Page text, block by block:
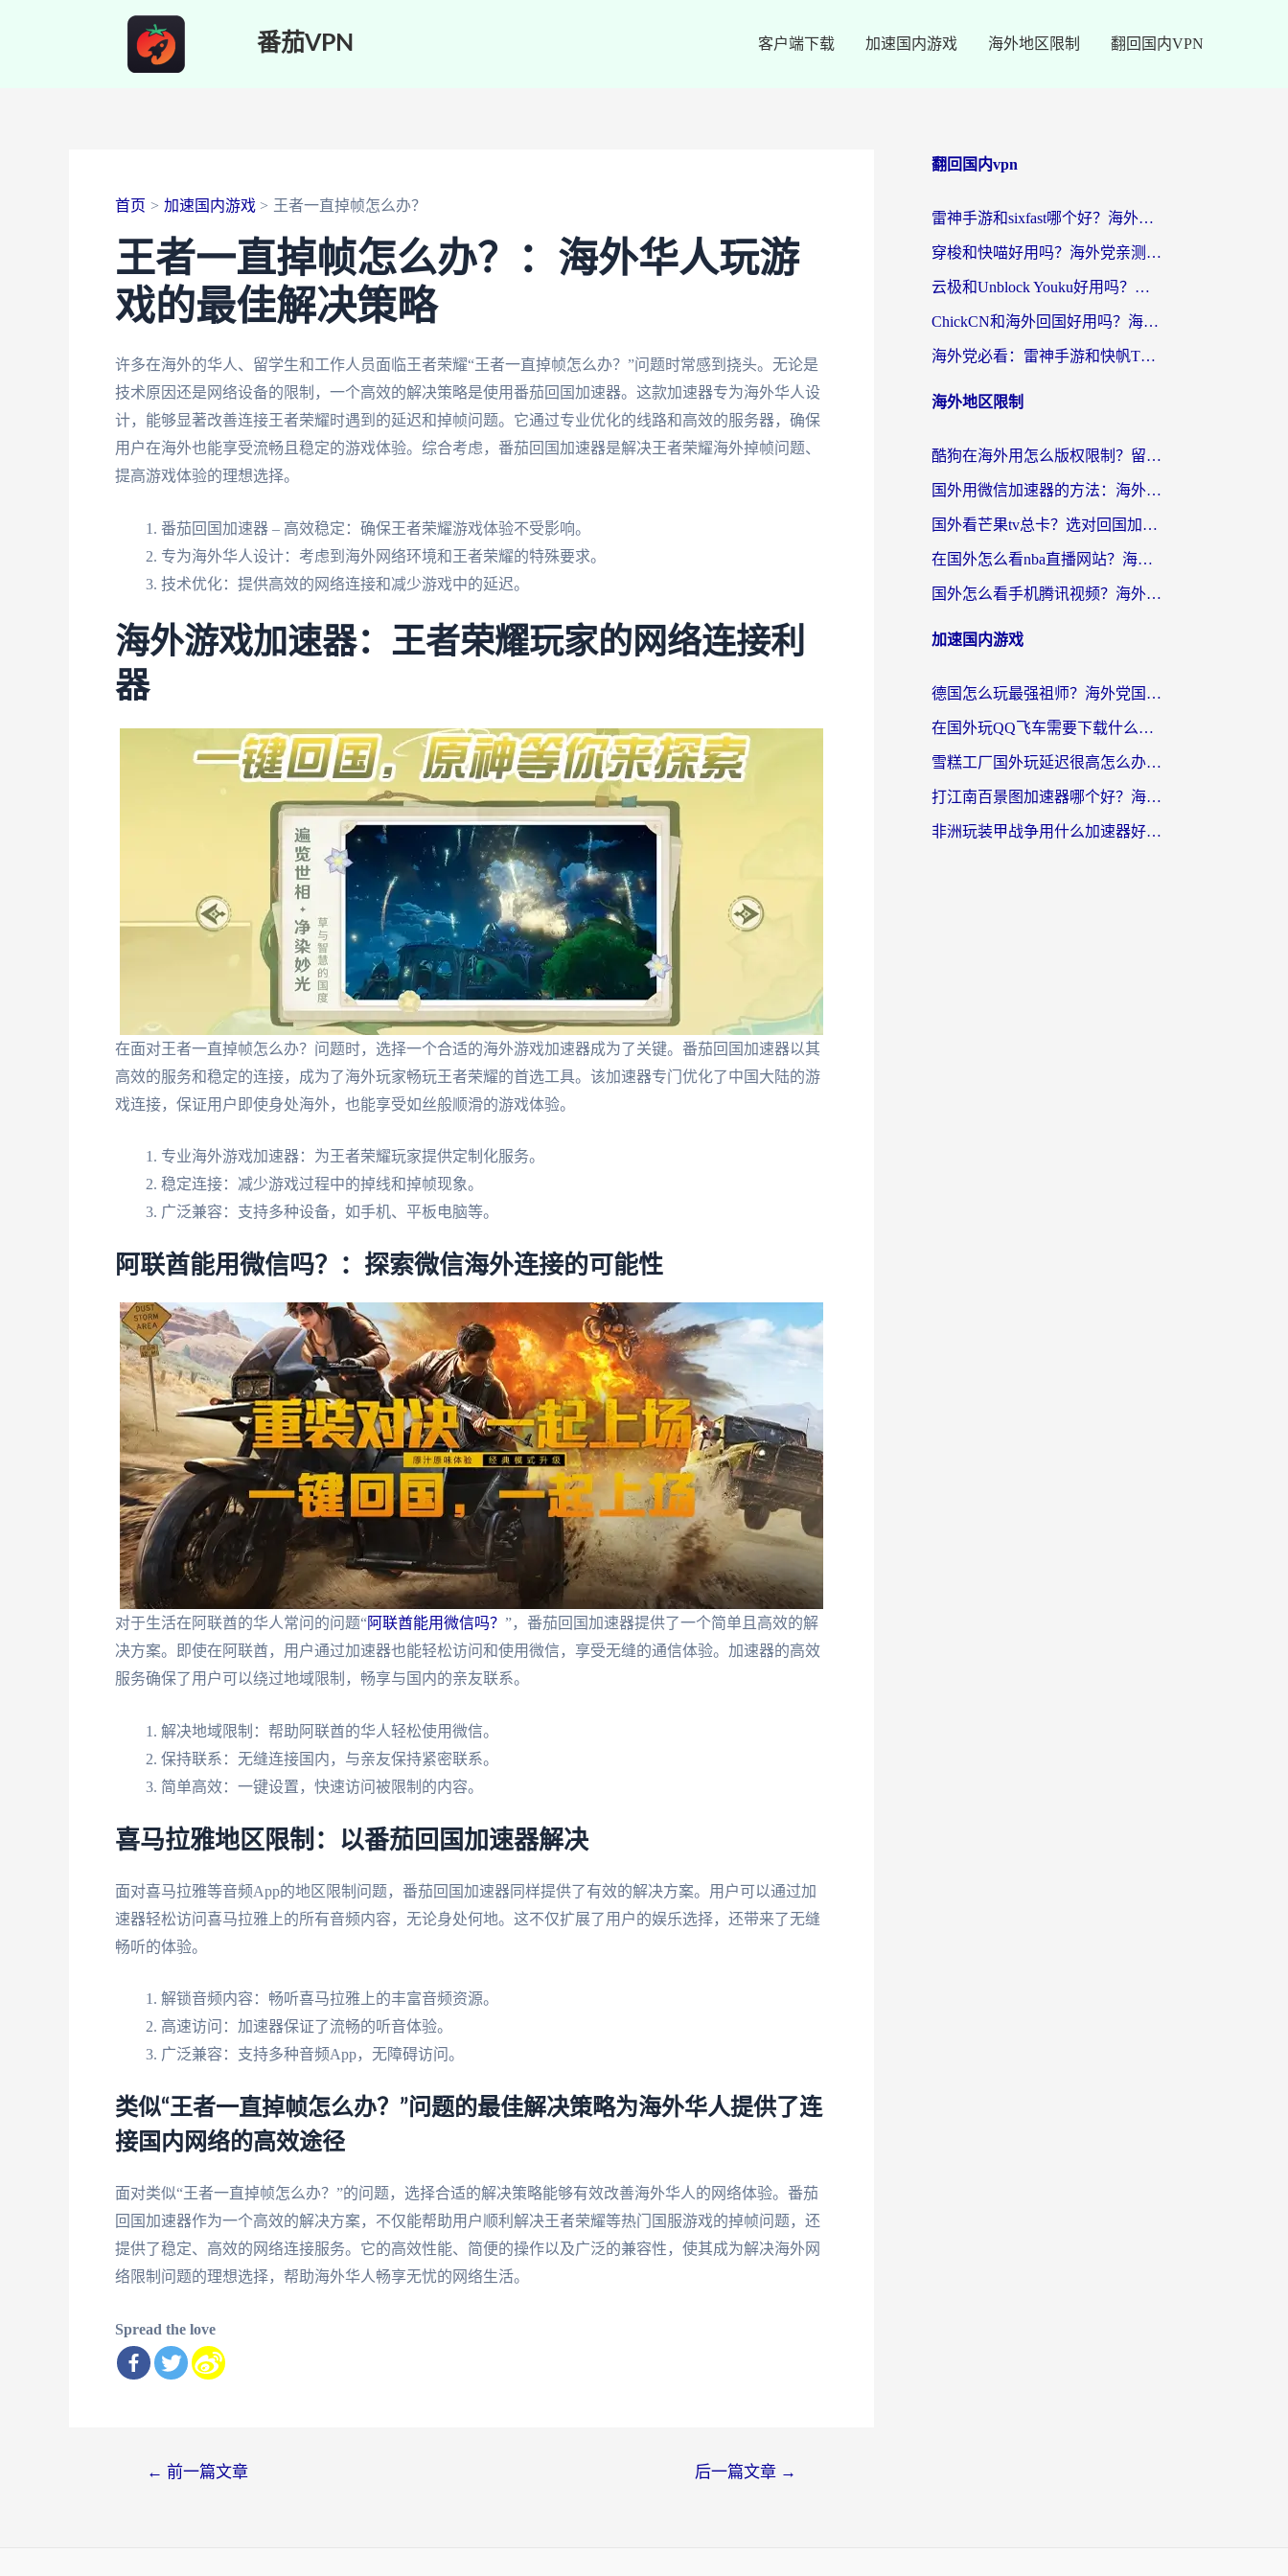
番茄VPN 客户端下载 加速国内游戏 海外地区限制 翻回国内VPN
首页 加速国内游戏 王者一直掉帧怎么办？
王者一直掉帧怎么办？：海外华人玩游
戏的最佳解决策略
许多在海外的华人、留学生和工作人员面临王者荣耀“王者一直掉帧怎么办？”问题时常感到挠头。无论是
技术原因还是网络设备的限制，一个高效的解决策略是使用番茄回国加速器。这款加速器专为海外华人设
计，能够显著改善连接王者荣耀时遇到的延迟和掉帧问题。它通过专业优化的线路和高效的服务器，确保
用户在海外也能享受流畅且稳定的游戏体验。综合考虑，番茄回国加速器是解决王者荣耀海外掉帧问题、
提高游戏体验的理想选择。
番茄回国加速器 – 高效稳定：确保王者荣耀游戏体验不受影响。
专为海外华人设计：考虑到海外网络环境和王者荣耀的特殊要求。
技术优化：提供高效的网络连接和减少游戏中的延迟。
海外游戏加速器：王者荣耀玩家的网络连接利
器
在面对王者一直掉帧怎么办？问题时，选择一个合适的海外游戏加速器成为了关键。番茄回国加速器以其
高效的服务和稳定的连接，成为了海外玩家畅玩王者荣耀的首选工具。该加速器专门优化了中国大陆的游
戏连接，保证用户即使身处海外，也能享受如丝般顺滑的游戏体验。
专业海外游戏加速器：为王者荣耀玩家提供定制化服务。
稳定连接：减少游戏过程中的掉线和掉帧现象。
广泛兼容：支持多种设备，如手机、平板电脑等。
阿联酋能用微信吗？：探索微信海外连接的可能性
对于生活在阿联酋的华人常问的问题“阿联酋能用微信吗？ ”，番茄回国加速器提供了一个简单且高效的解
决方案。即使在阿联酋，用户通过加速器也能轻松访问和使用微信，享受无缝的通信体验。加速器的高效
服务确保了用户可以绕过地域限制，畅享与国内的亲友联系。
解决地域限制：帮助阿联酋的华人轻松使用微信。
保持联系：无缝连接国内，与亲友保持紧密联系。
简单高效：一键设置，快速访问被限制的内容。
喜马拉雅地区限制：以番茄回国加速器解决
面对喜马拉雅等音频App的地区限制问题，番茄回国加速器同样提供了有效的解决方案。用户可以通过加
速器轻松访问喜马拉雅上的所有音频内容，无论身处何地。这不仅扩展了用户的娱乐选择，还带来了无缝
畅听的体验。
解锁音频内容：畅听喜马拉雅上的丰富音频资源。
高速访问：加速器保证了流畅的听音体验。
广泛兼容：支持多种音频App，无障碍访问。
类似“王者一直掉帧怎么办？”问题的最佳解决策略为海外华人提供了连
接国内网络的高效途径
面对类似“王者一直掉帧怎么办？”的问题，选择合适的解决策略能够有效改善海外华人的网络体验。番茄
回国加速器作为一个高效的解决方案，不仅能帮助用户顺利解决王者荣耀等热门国服游戏的掉帧问题，还
提供了稳定、高效的网络连接服务。它的高效性能、简便的操作以及广泛的兼容性，使其成为解决海外网
络限制问题的理想选择，帮助海外华人畅享无忧的网络生活。
Spread the love
← 前一篇文章 后一篇文章 →
翻回国内vpn
雷神手游和sixfast哪个好？海外党亲测3款回国加速器，教你选对不踩坑
穿梭和快喵好用吗？海外党亲测：小众加速器对比+番茄加速器深度体验
云极和Unblock Youku好用吗？海外党亲测+2026回国加速器避坑指南
ChickCN和海外回国好用吗？海外党2026亲测：从手游到影音，选对加速器的3个关键
海外党必看：雷神手游和快帆TV版好用吗？3步选对回国加速器不踩坑
海外地区限制
酷狗在海外用怎么版权限制？留学生亲测：3步解决听国内音乐难题
国外用微信加速器的方法：海外党无缝连接国内生活的实用指南
国外看芒果tv总卡？选对回国加速器，轻松追《浪姐》不费劲
在国外怎么看nba直播网站？海外党专属体育观赛指南，告别地区限制！
国外怎么看手机腾讯视频？海外党亲测有效的追剧加速器选择指南
加速国内游戏
德国怎么玩最强祖师？海外党国服游戏加速器选择全攻略（附宝可梦Online实测）
在国外玩QQ飞车需要下载什么加速器呢？海外党亲测有效的国服游戏加速指南
雪糕工厂国外玩延迟很高怎么办？海外玩家国服游戏加速终极攻略（附实测推荐）
打江南百景图加速器哪个好？海外党踩坑N次后，终于找到不卡的秘诀
非洲玩装甲战争用什么加速器好？海外党亲测有效的国服游戏加速方案